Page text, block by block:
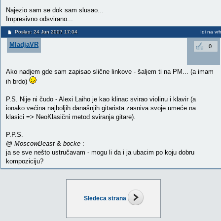
Sledeca strana
Najezio sam se dok sam slusao...
Impresivno odsvirano...
Poslao: 24 Jun 2007 17:04 Idi na vrh
MladjaVR 0
Ako nadjem gde sam zapisao slične linkove - šaljem ti na PM... (a imam
ih brdo)
P.S. Nije ni čudo - Alexi Laiho je kao klinac svirao violinu i klavir (a
ionako većina najboljih današnjih gitarista zasniva svoje umeće na
klasici => NeoKlasični metod sviranja gitare).
P.P.S.
@ MoscowBeast & bocke :
ja se sve nešto ustručavam - mogu li da i ja ubacim po koju dobru
kompoziciju?